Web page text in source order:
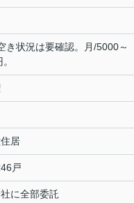
き状況は要確認。月/5000～
居
戸
に全部委託